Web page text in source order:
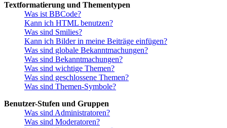
Textformatierung und Thementypen
Was ist BBCode?
Kann ich HTML benutzen?
Was sind Smilies?
Kann ich Bilder in meine Beiträge einfügen?
Was sind globale Bekanntmachungen?
Was sind Bekanntmachungen?
Was sind wichtige Themen?
Was sind geschlossene Themen?
Was sind Themen-Symbole?
Benutzer-Stufen und Gruppen
Was sind Administratoren?
Was sind Moderatoren?